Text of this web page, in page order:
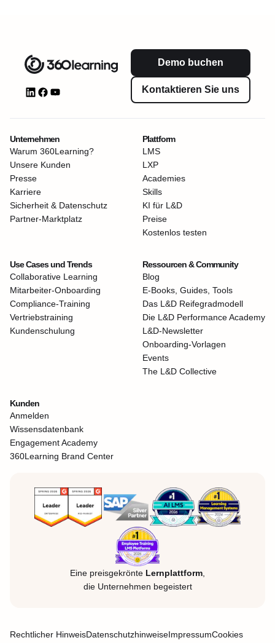
Demo buchen
Kontaktieren Sie uns
Unternehmen
Warum 360Learning?
Unsere Kunden
Presse
Karriere
Sicherheit & Datenschutz
Partner-Marktplatz
Plattform
LMS
LXP
Academies
Skills
KI für L&D
Preise
Kostenlos testen
Use Cases und Trends
Collaborative Learning
Mitarbeiter-Onboarding
Compliance-Training
Vertriebstraining
Kundenschulung
Ressourcen & Community
Blog
E-Books, Guides, Tools
Das L&D Reifegradmodell
Die L&D Performance Academy
L&D-Newsletter
Onboarding-Vorlagen
Events
The L&D Collective
Kunden
Anmelden
Wissensdatenbank
Engagement Academy
360Learning Brand Center
Eine preisgekrönte Lernplattform
die Unternehmen begeistert
Rechtlicher HinweisDatenschutzhinweiseImpressumCookies